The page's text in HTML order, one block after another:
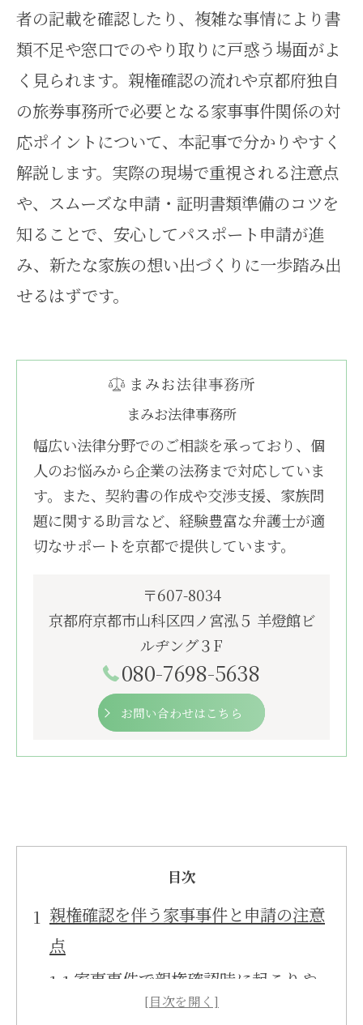
者の記載を確認したり、複雑な事情により書
類不足や窓口でのやり取りに戸惑う場面がよ
く見られます。親権確認の流れや京都府独自
の旅券事務所で必要となる家事事件関係の対
応ポイントについて、本記事で分かりやすく
解説します。実際の現場で重視される注意点
や、スムーズな申請・証明書類準備のコツを
知ることで、安心してパスポート申請が進
み、新たな家族の想い出づくりに一歩踏み出
せるはずです。
まみお法律事務所
幅広い法律分野でのご相談を承っており、個
人のお悩みから企業の法務まで対応していま
す。また、契約書の作成や交渉支援、家族問
題に関する助言など、経験豊富な弁護士が適
切なサポートを京都で提供しています。
〒607-8034
京都府京都市山科区四ノ宮泓５ 羊燈館ビ
ルヂング３F
080-7698-5638
お問い合わせはこちら
目次
親権確認を伴う家事事件と申請の注意
点
家事事件で親権確認時に起こりや
すい申請トラブル